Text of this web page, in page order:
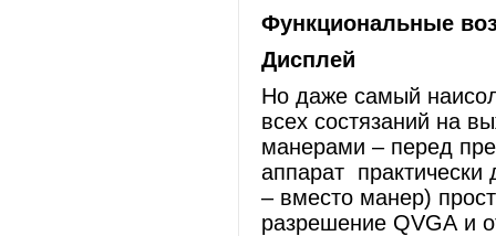
Функциональные
Дисплей
Но даже самый
всех состязаний на
манерами – перед
аппарат
– вместо манер)
разрешение QVGA и